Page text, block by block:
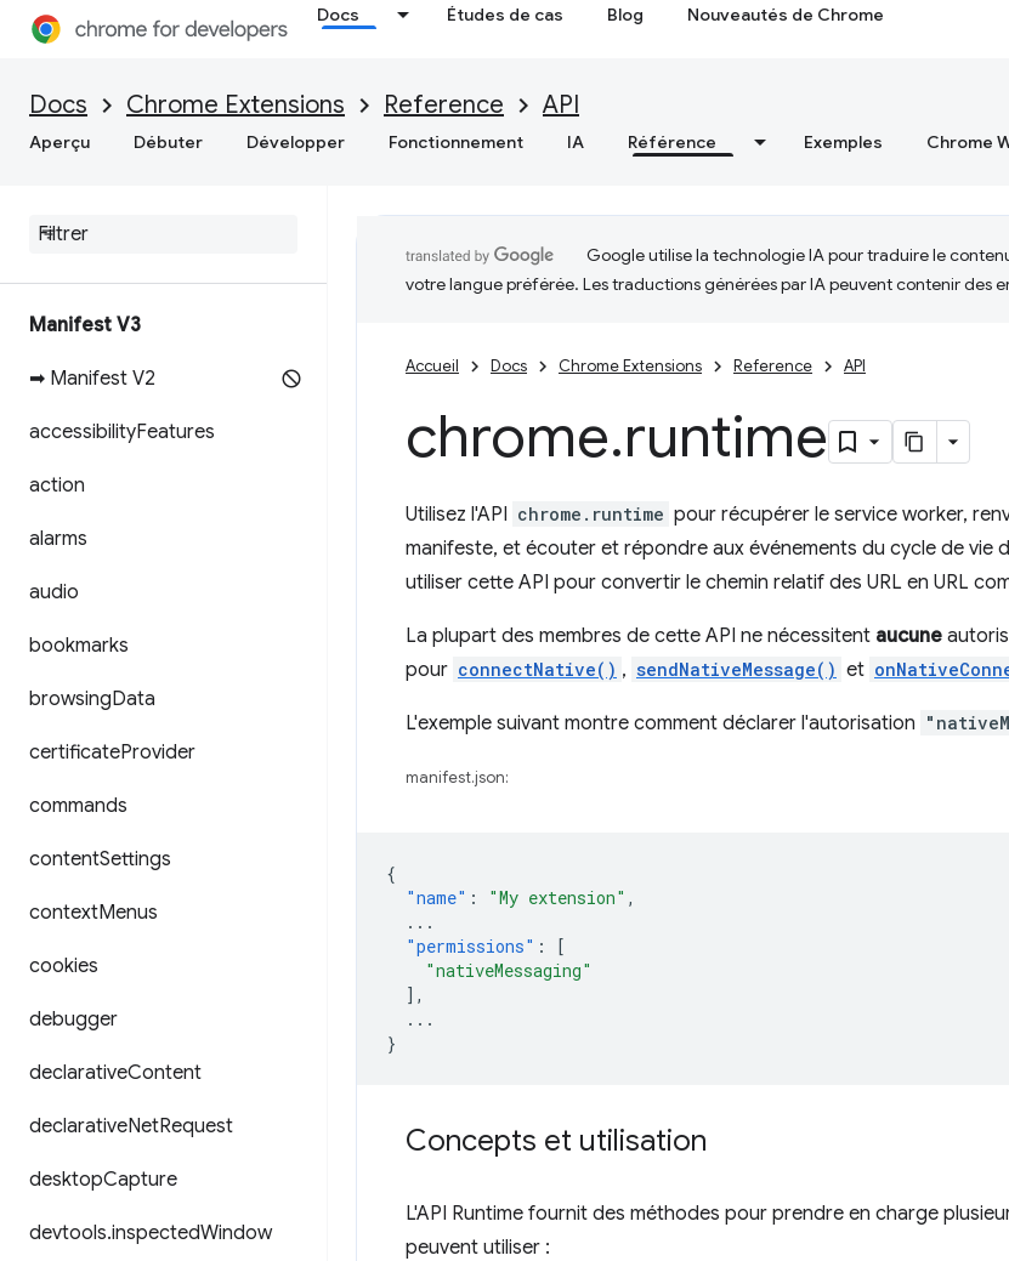
Docs Études de cas Blog Nouveautés de Chrome
Docs Chrome Extensions Reference API
Aperçu Débuter Développer Fonctionnement IA Référence Exemples Chrome
Manifest V3
➡ Manifest V2
accessibilityFeatures
action
alarms
audio
bookmarks
browsingData
certificateProvider
commands
contentSettings
contextMenus
cookies
debugger
declarativeContent
declarativeNetRequest
desktopCapture
devtools.inspectedWindow
Google utilise la technologie IA pour traduire le
votre langue préférée. Les traductions générées par IA peuvent contenir des
Accueil Docs Chrome Extensions Reference API
chrome.runtime
Utilisez l'API chrome.runtime pour récupérer le service worker,
manifeste, et écouter et répondre aux événements du cycle de vie
utiliser cette API pour convertir le chemin relatif des URL en URL
La plupart des membres de cette API ne nécessitent aucune
pour connectNative() , sendNativeMessage() et
L'exemple suivant montre comment déclarer l'autorisation
manifest.json:
{
"name" : "My extension" ,
...
"permissions" :
[
"nativeMessaging"
],
...
}
Concepts et utilisation
L'API Runtime fournit des méthodes pour prendre en charge
peuvent utiliser :